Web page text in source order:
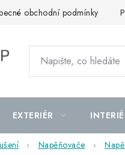
obchodní podmínky
EXTERIÉR
Napěňovače